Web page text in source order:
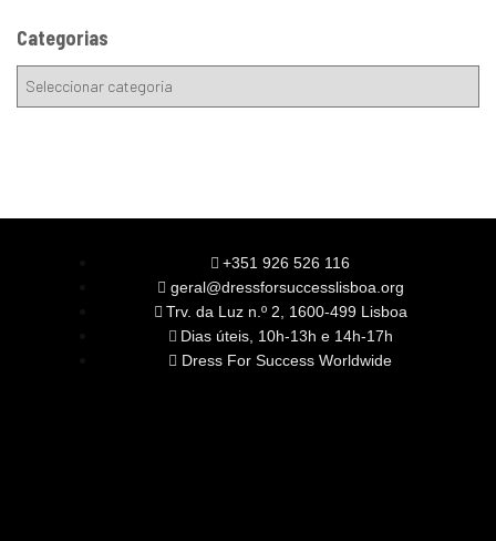
Categorias
+351 926 526 116
geral@dressforsuccesslisboa.org
Trv. da Luz n.º 2, 1600-499 Lisboa
Dias úteis, 10h-13h e 14h-17h
Dress For Success Worldwide